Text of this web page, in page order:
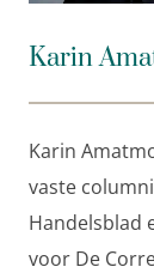
romans, die
regelmatig
ende
Karin
Karin
vaste
Handelsblad
voor De